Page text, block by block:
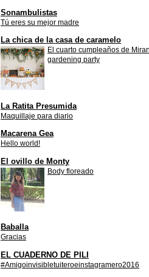
Sonambulistas
Tú eres su mejor madre
La chica de la casa de caramelo
El cuarto cumpleaños de
gardening party
La Ratita Presumida
Maquillaje para diario
Macarena Gea
Hello world!
El ovillo de Monty
Body floreado
Baballa
Gracias
EL CUADERNO DE PILI
#Amigoinvisibletuiteroeinstagramero2016